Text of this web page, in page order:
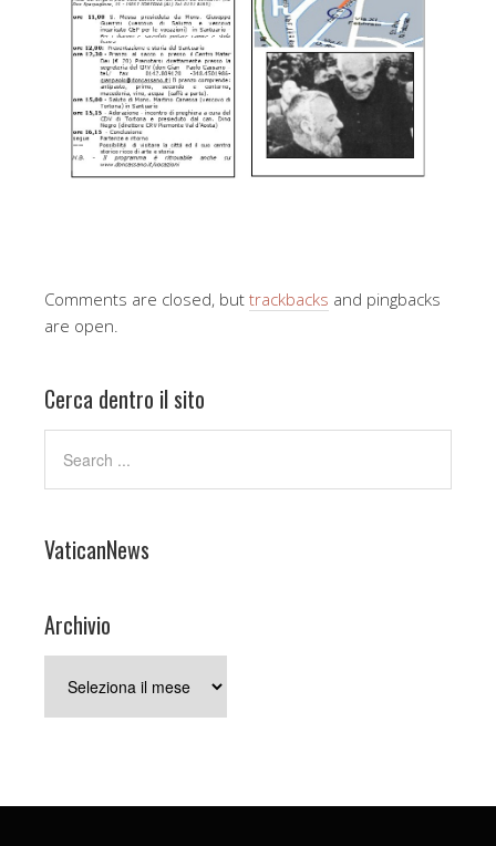
Comments are closed, but trackbacks and pingbacks
are open.
Cerca dentro il sito
VaticanNews
Archivio